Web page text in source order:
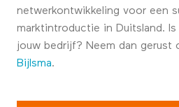
netwerkontwikkeling voor een
marktintroductie in Duitsland.
jouw bedrijf? Neem dan gerust
Bijlsma.